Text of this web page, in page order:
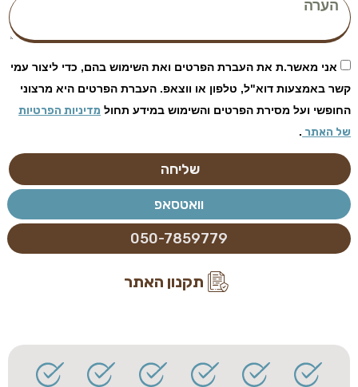
אני מאשר.ת את העברת הפרטים ואת השימוש בהם, כדי ליצור עמי
קשר באמצעות דוא"ל, טלפון או ווצאפ. העברת הפרטים היא מרצוני
החופשי ועל מסירת הפרטים והשימוש במידע תחול מדיניות הפרטיות
של האתר .
שליחה
וואטסאפ
050-7859779
תקנון האתר